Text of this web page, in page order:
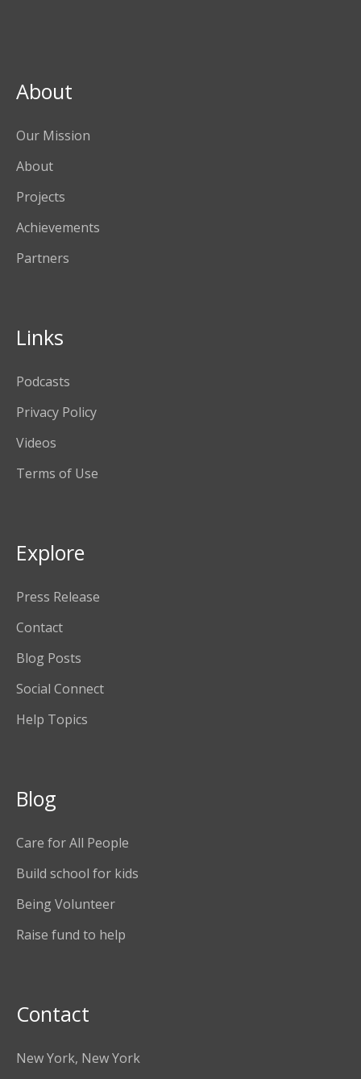
About
Our Mission
About
Projects
Achievements
Partners
Links
Podcasts
Privacy Policy
Videos
Terms of Use
Explore
Press Release
Contact
Blog Posts
Social Connect
Help Topics
Blog
Care for All People
Build school for kids
Being Volunteer
Raise fund to help
Contact
New York, New York